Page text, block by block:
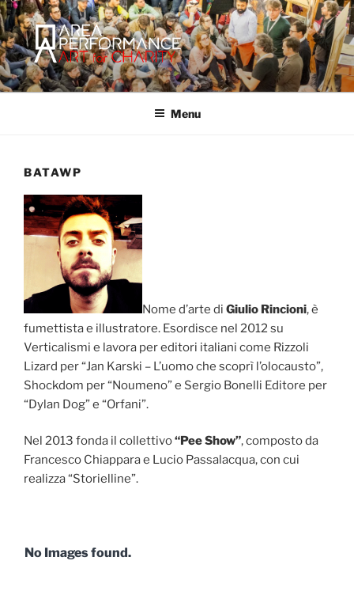
Salta
al
contenuto
AREA PERFORMANCE
Sito ufficiale della Onlus Area Performance.
Menu
BATAWP
Nome d’arte di Giulio Rincioni, è
fumettista e illustratore. Esordisce nel 2012 su
Verticalismi e lavora per editori italiani come Rizzoli
Lizard per “Jan Karski – L’uomo che scoprì l’olocausto”,
Shockdom per “Noumeno” e Sergio Bonelli Editore per
“Dylan Dog” e “Orfani”.
Nel 2013 fonda il collettivo“Pee Show”, composto da
Francesco Chiappara e Lucio Passalacqua, con cui
realizza “Storielline”.
No Images found.